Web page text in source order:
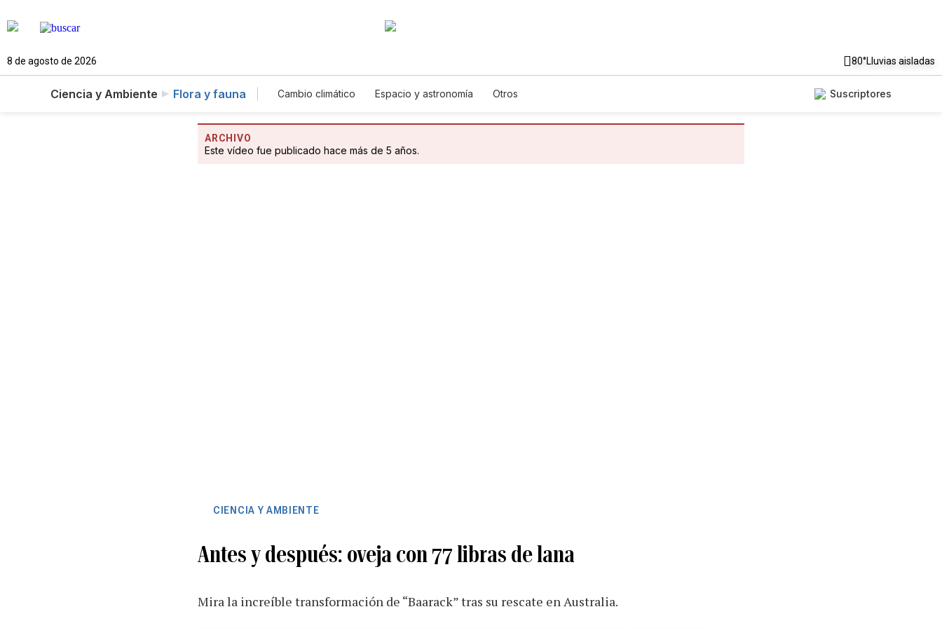
8 de agosto de 2026 80°Lluvias aisladas
Ciencia y Ambiente Flora y fauna Cambio climático Espacio y astronomía Otros Suscriptores
ARCHIVO
Este vídeo fue publicado hace más de 5 años.
CIENCIA Y AMBIENTE
Antes y después: oveja con 77 libras de lana
Mira la increíble transformación de “Baarack” tras su rescate en Australia.